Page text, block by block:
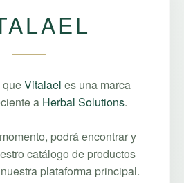
queVitalael es una marca
a Herbal Solutions.
podrá encontrar y
catálogo de productos
plataforma principal.